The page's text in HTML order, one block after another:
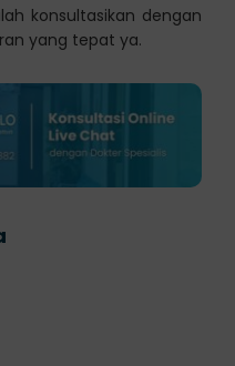
konsultasikan dengan
yang tepat ya.